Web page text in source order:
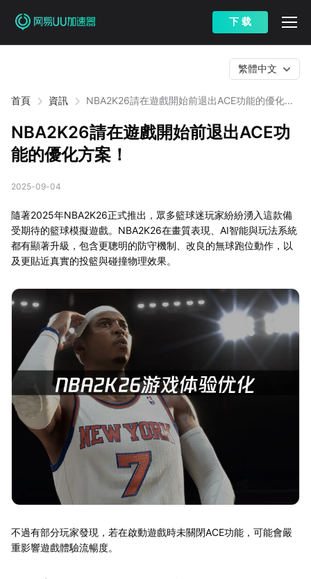
下 载
首頁 資訊
NBA2K26請在遊戲開始前退出ACE功能的優化方
繁體中文
NBA2K26請在遊戲開始前退出ACE功
能的優化方案！
2025-09-04
隨著2025年NBA2K26正式推出，眾多籃球迷玩家紛紛湧入這款備
受期待的籃球模擬遊戲。NBA2K26在畫質表現、AI智能與玩法系統
都有顯著升級，包含更聰明的防守機制、改良的無球跑位動作，以
及更貼近真實的投籃與碰撞物理效果。
不過有部分玩家發現，若在啟動遊戲時未關閉ACE功能，可能會嚴
重影響遊戲體驗流暢度。